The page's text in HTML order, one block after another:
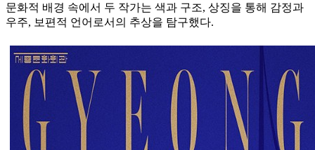
문화적 배경 속에서 두 작가는 색과 구조, 상징을 통해 감정과
우주, 보편적 언어로서의 추상을 탐구했다.